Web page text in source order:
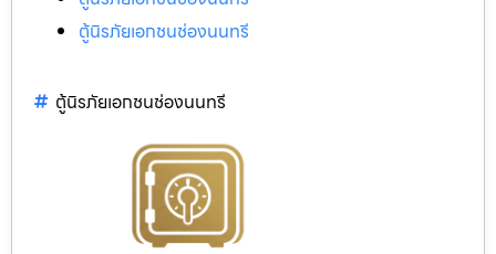
ตู้นิรภัยเอกชนช่องนนทรี
ตู้นิรภัยเอกชนช่องนนทรี